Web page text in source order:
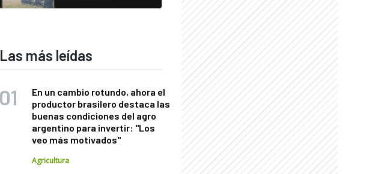
Las más leídas
En un cambio rotundo, ahora el
productor brasilero destaca las
buenas condiciones del agro
argentino para invertir: "Los
veo más motivados"
Agricultura